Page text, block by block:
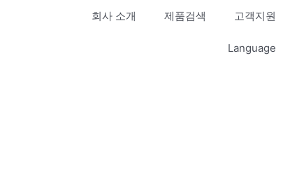
회사 소개 제품검색 고객지원
Language